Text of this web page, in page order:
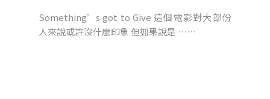
Something’s got to Give 這個電影對大部份
人來說或許沒什麼印象 但如果說是 ……